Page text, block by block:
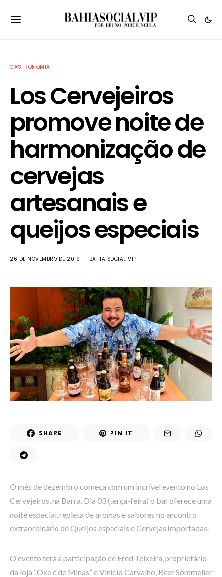
GASTRONOMIA
Los Cervejeiros
promove noite de
harmonização de
cervejas
artesanais e
queijos especiais
26 DE NOVEMBRO DE 2019 BAHIA SOCIAL VIP
SHARE PIN IT
O mês de dezembro começa com um incrível evento no Los
Cervejeiros, na Barra. Dia 03 (terça-feira) o bar oferece uma
noite especial, repleta de aromas e sabores no encontro
extraordinário de Queijos especiais e Cervejas Importadas.
O evento terá a participação de Fred Teixeira, proprietário
da loja “Oxe é de Minas” e Vinício Carvalho, Beer Sommelier